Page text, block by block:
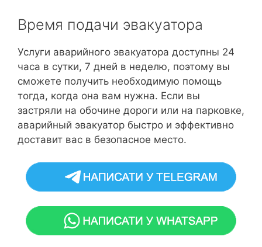
Время подачи эвакуатора
Услуги аварийного эвакуатора доступны 24
часа в сутки, 7 дней в неделю, поэтому вы
сможете получить необходимую помощь
тогда, когда она вам нужна. Если вы
застряли на обочине дороги или на парковке,
аварийный эвакуатор быстро и эффективно
доставит вас в безопасное место.